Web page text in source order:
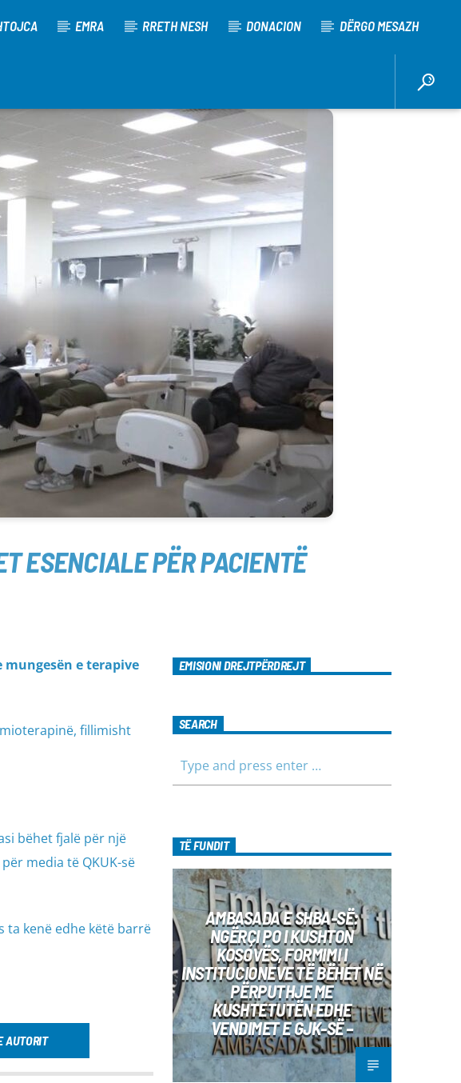
EMRA RRETH NESH DONACION DËRGO MESAZH
ESENCIALE PËR PACIENTË
e terapive
fillimisht
bëhet fjalë për një
media të QKUK-së
ta kenë edhe këtë barrë
AUTORIT
EMISIONI DREJTPËRDREJT
SEARCH
TË FUNDIT
AMBASADA E SHBA-SË:
NGËRÇI PO I KUSHTON
KOSOVËS, FORMIMI I
INSTITUCIONEVE TË BËHET NË
PËRPUTHJE ME
KUSHTETUTËN EDHE
VENDIMET E GJK-SË –